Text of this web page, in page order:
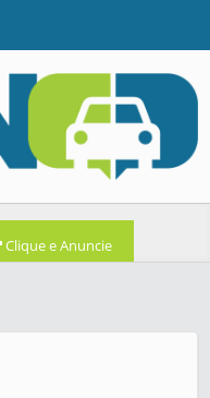
Clique e Anuncie